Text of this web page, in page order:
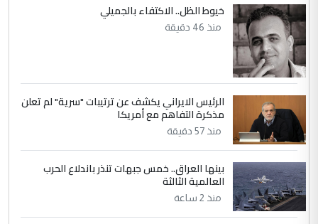
سردار
التعليق : واحد من عصابة علي ماما يسقط
جنسية الرافد الثالث للعراق ومن اصول عريقة
ابا فرات ...
الموضوع :الجواهري يرد على صدام حسين سل
مضجعيك يابن الزنا (نص كامل)
خيوط الظل.. الاكتفاء بالجميلي
منذ 46 دقيقة
الرئيس الايراني يكشف عن ترتيبات "سرية" لم تعلن
مذكرة التفاهم مع أمريكا
منذ 57 دقيقة
بينها العراق.. خمس جبهات تنذر باندلاع الحرب
العالمية الثالثة
منذ 2 ساعة